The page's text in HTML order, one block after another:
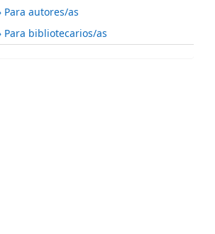
Para autores/as
Para bibliotecarios/as